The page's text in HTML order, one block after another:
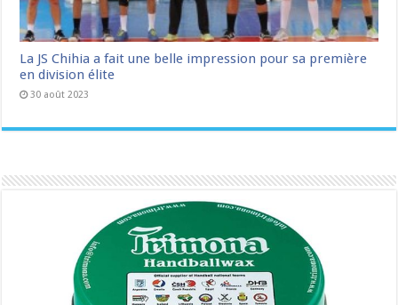
La JS Chihia a fait une belle impression pour sa première
en division élite
30 août 2023